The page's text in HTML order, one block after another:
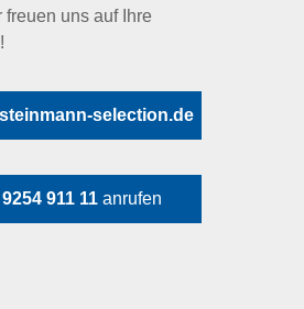
freuen uns auf Ihre
selection.de
911 11anrufen